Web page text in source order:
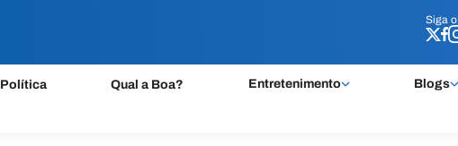
Siga o
Política Qual a Boa? Entretenimento Blogs
Siga o